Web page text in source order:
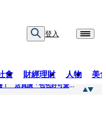
登入
會 財經理財 人物 美
「千億富太」現身老店買250元麻糬！ 店員讚「包包好可愛」她笑回：我自己做的